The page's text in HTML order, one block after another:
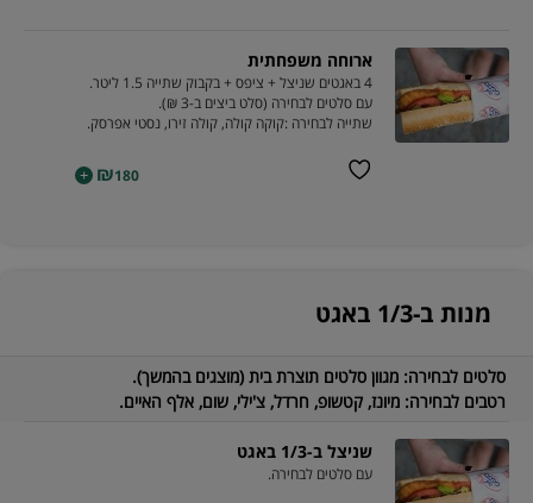
ארוחה משפחתית
4 באגטים שניצל + ציפס + בקבוק שתייה 1.5 ליטר.
עם סלטים לבחירה (סלט ביצים ב-3 ₪).
שתייה לבחירה :קוקה קולה, קולה זירו, נסטי אפרסק.
₪180
+
מנות ב-1/3 באגט
סלטים לבחירה: מגוון סלטים תוצרת בית (מוצגים בהמשך).
רטבים לבחירה: מיונז, קטשופ, חרדל, צ'ילי, שום, אלף האיים.
שניצל ב-1/3 באגט
עם סלטים לבחירה.